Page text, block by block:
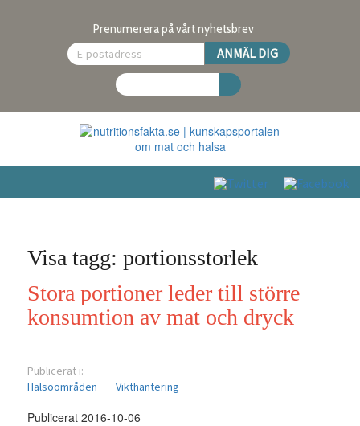
Prenumerera på vårt nyhetsbrev
Visa tagg: portionsstorlek
Stora portioner leder till större
konsumtion av mat och dryck
Publicerat i:
Hälsoområden
Vikthantering
Publicerat 2016-10-06